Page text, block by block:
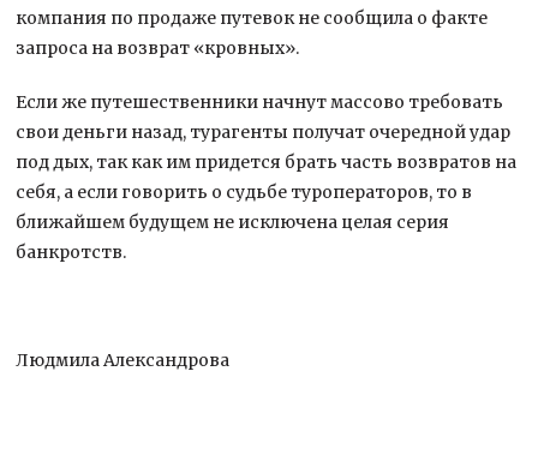
компания по продаже путевок не сообщила о факте
запроса на возврат «кровных».
Если же путешественники начнут массово требовать
свои деньги назад, турагенты получат очередной удар
под дых, так как им придется брать часть возвратов на
себя, а если говорить о судьбе туроператоров, то в
ближайшем будущем не исключена целая серия
банкротств.
Людмила Александрова